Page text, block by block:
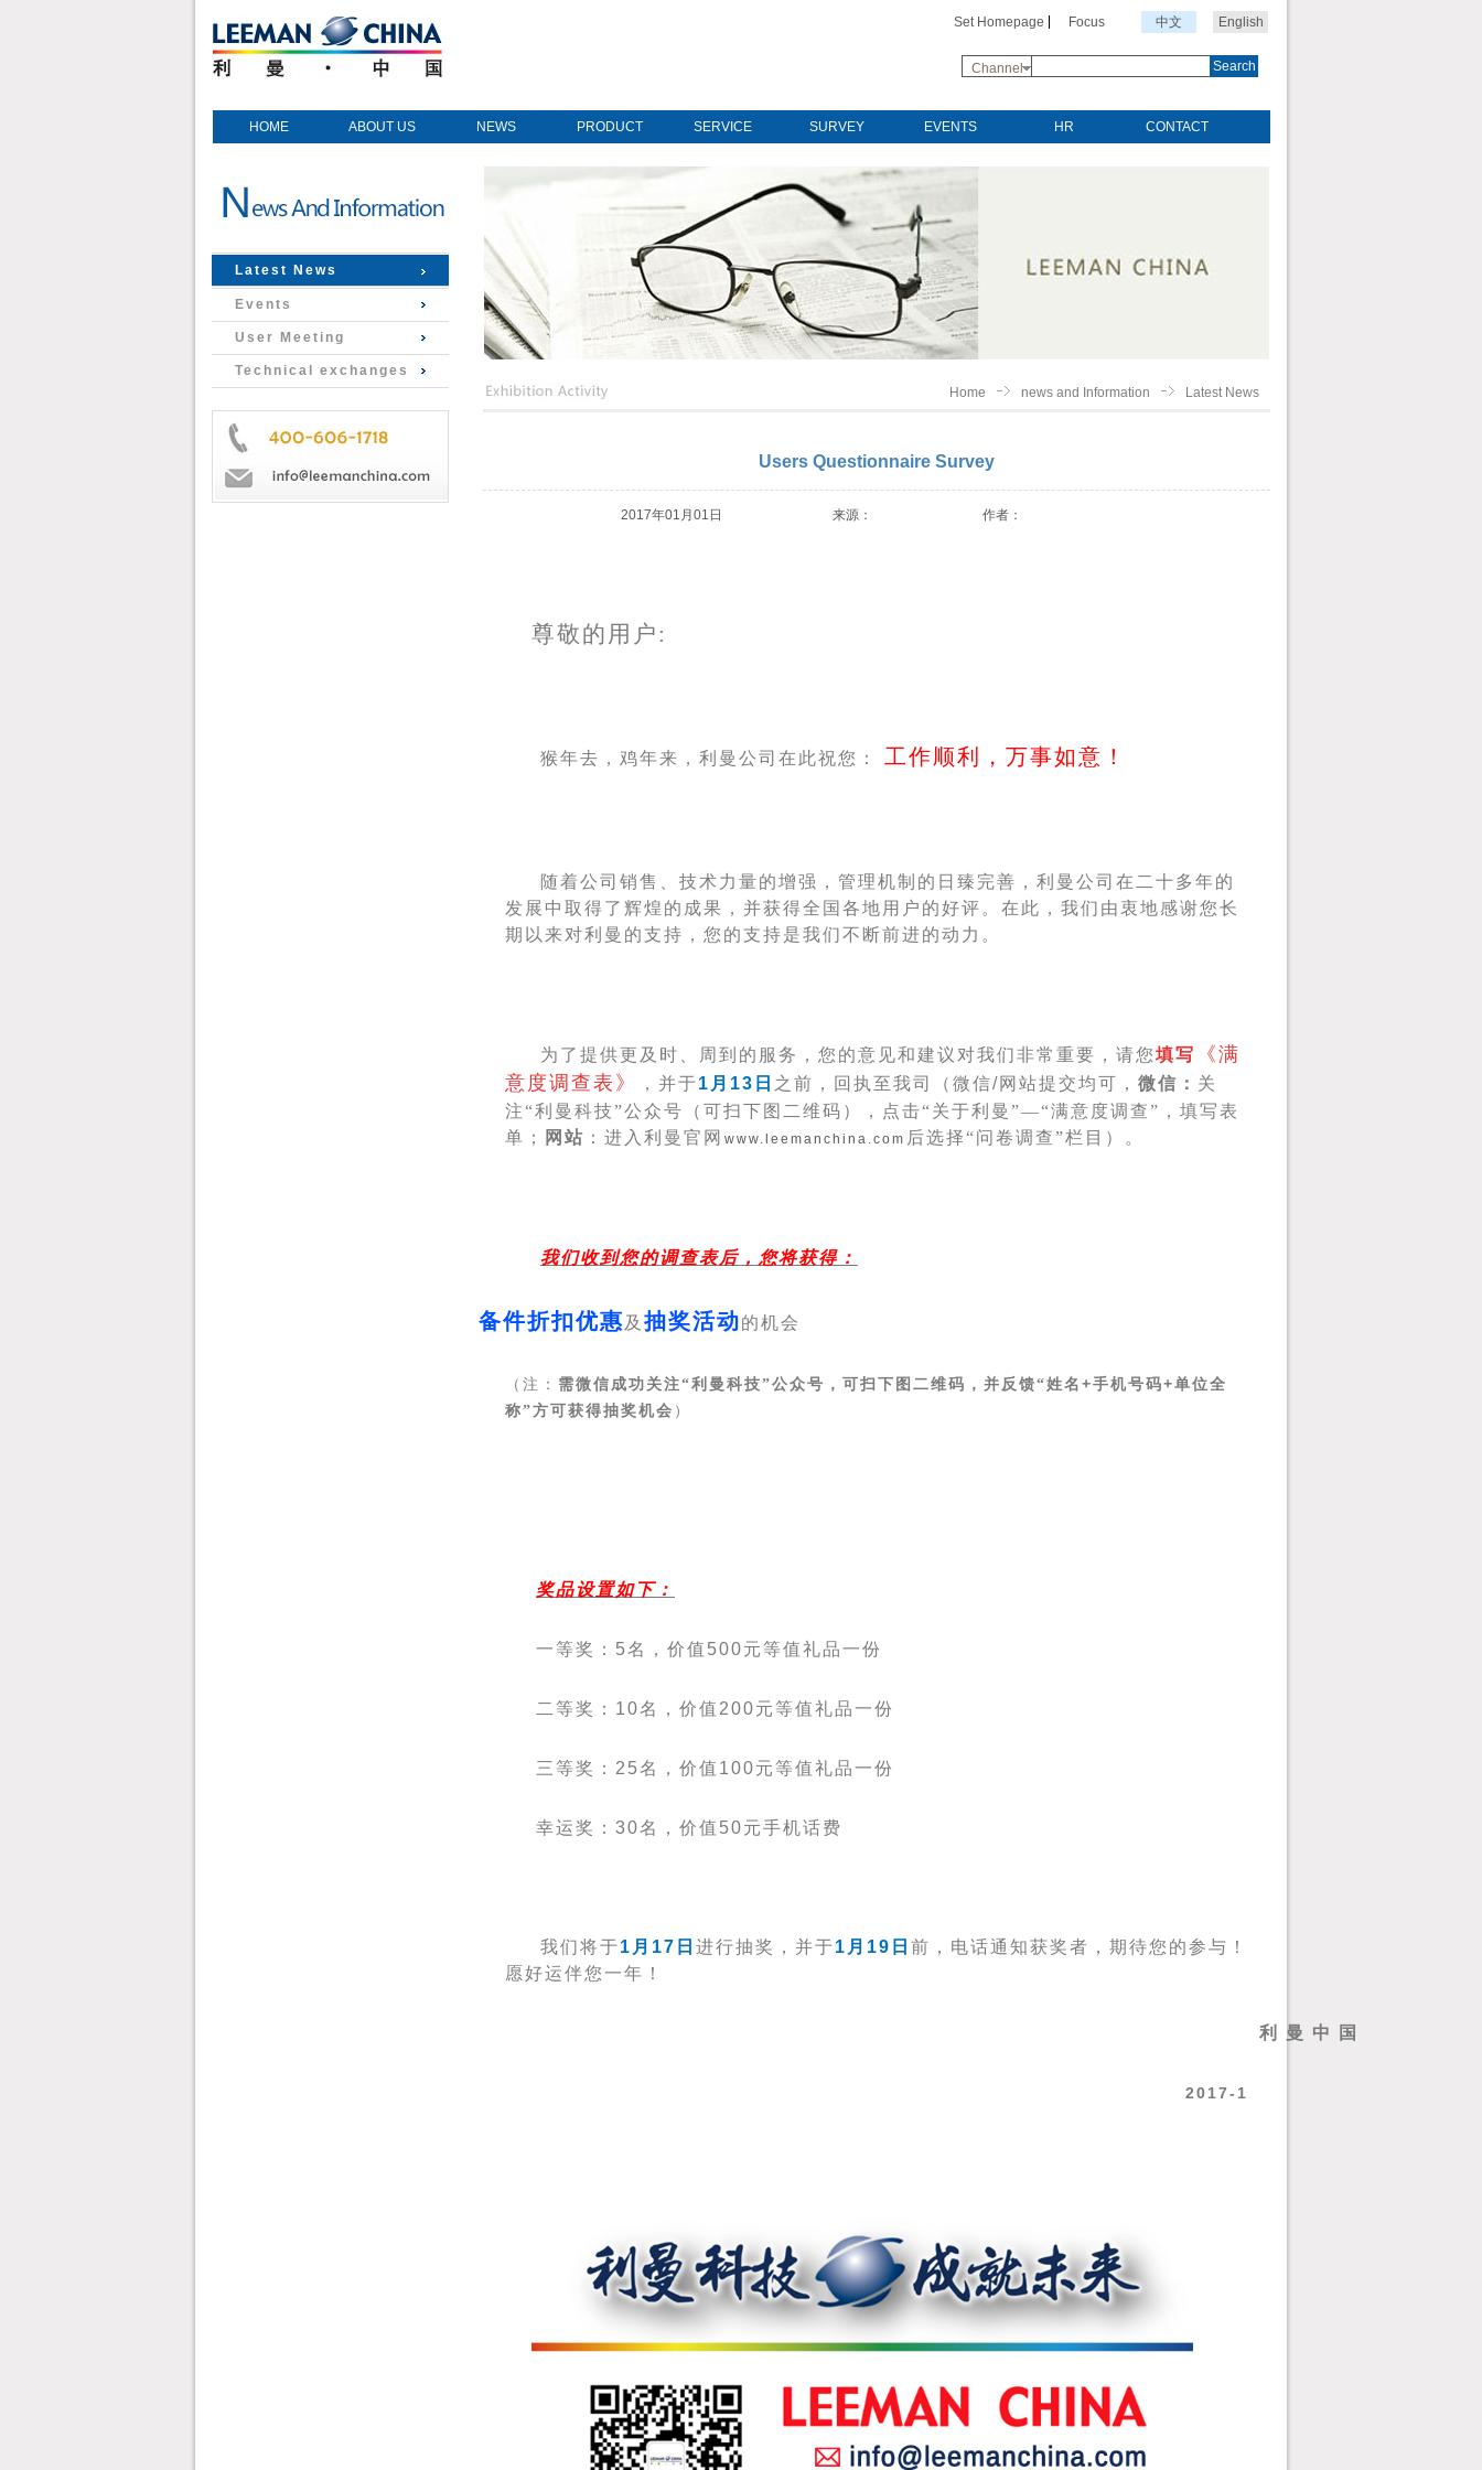
Set Homepage Focus 中文 English
Channel Search
HOME ABOUT US NEWS PRODUCT SERVICE SURVEY EVENTS HR CONTACT
Latest News
Events
User Meeting
Technical exchanges
Home
news and Information Latest News
Users Questionnaire Survey
2017年01月01日 来源： 作者：
尊敬的用户:
猴年去，鸡年来， 利曼公司在此祝您： 工作顺利，万事如意！
随着公司销售、技术力量的增强，管理机制的日臻完善，利曼公司在二十多年的
发展中取得了辉煌的成果，并获得全国各地用户的好评。在此，我们由衷地感谢您长
期以来对利曼的支持，您的支持是我们不断前进的动力。
为了提供更及时、周到的服务，您的意见和建议对我们非常重要，请您填写
《满
意度调查表》
，并于1 月 13 日 之前，回执至我司（ 微信/网站提交均可， 微信： 关
注“利曼科技”公众号（可扫下图二维码），点击“关于利曼”—“满意度调查”，填写表
单；
网站 ：进入利曼官网 www.leemanchina.com 后选择“问卷调查”栏目）。
我们收到您的调查表后，您将获得：
备件折扣优惠 及 抽奖活动的机会
（注： 需微信成功关注“利曼科技”公众号，可扫下图二维码，并反馈“姓名 +手机号码+单位全
称”方可获得抽奖机会 ）
奖品设置如下：
一等奖： 5名 ， 价值 500元等值礼品一份
二等奖： 10名 ， 价值 200元等值礼品一份
三等奖： 25名 ， 价值 100元等值礼品一份
幸运奖： 30名 ， 价值 50元手机话费
我们将于1 月 17 日 进行抽奖，并于1 月 19 日 前，电话通知获奖者，期待您的参与！
愿好运伴您一年！
利 曼 中 国
2017-1